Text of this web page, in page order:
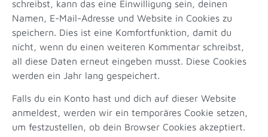
schreibst, kann das eine Einwilligung sein, deinen
Namen, E-Mail-Adresse und Website in Cookies zu
speichern. Dies ist eine Komfortfunktion, damit du
nicht, wenn du einen weiteren Kommentar schreibst,
all diese Daten erneut eingeben musst. Diese Cookies
werden ein Jahr lang gespeichert.
Falls du ein Konto hast und dich auf dieser Website
anmeldest, werden wir ein temporäres Cookie setzen,
um festzustellen, ob dein Browser Cookies akzeptiert.